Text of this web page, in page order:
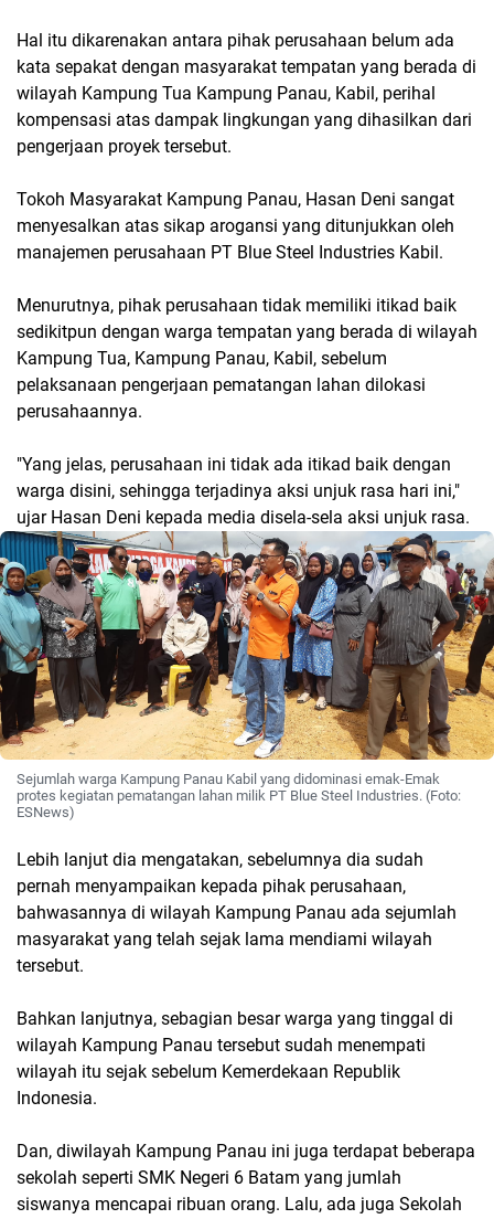
Hal itu dikarenakan antara pihak perusahaan belum ada
kata sepakat dengan masyarakat tempatan yang berada di
wilayah Kampung Tua Kampung Panau, Kabil, perihal
kompensasi atas dampak lingkungan yang dihasilkan dari
pengerjaan proyek tersebut.
Tokoh Masyarakat Kampung Panau, Hasan Deni sangat
menyesalkan atas sikap arogansi yang ditunjukkan oleh
manajemen perusahaan PT Blue Steel Industries Kabil.
Menurutnya, pihak perusahaan tidak memiliki itikad baik
sedikitpun dengan warga tempatan yang berada di wilayah
Kampung Tua, Kampung Panau, Kabil, sebelum
pelaksanaan pengerjaan pematangan lahan dilokasi
perusahaannya.
"Yang jelas, perusahaan ini tidak ada itikad baik dengan
warga disini, sehingga terjadinya aksi unjuk rasa hari ini,"
ujar Hasan Deni kepada media disela-sela aksi unjuk rasa.
Sejumlah warga Kampung Panau Kabil yang didominasi emak-Emak
protes kegiatan pematangan lahan milik PT Blue Steel Industries. (Foto:
ESNews)
Lebih lanjut dia mengatakan, sebelumnya dia sudah
pernah menyampaikan kepada pihak perusahaan,
bahwasannya di wilayah Kampung Panau ada sejumlah
masyarakat yang telah sejak lama mendiami wilayah
tersebut.
Bahkan lanjutnya, sebagian besar warga yang tinggal di
wilayah Kampung Panau tersebut sudah menempati
wilayah itu sejak sebelum Kemerdekaan Republik
Indonesia.
Dan, diwilayah Kampung Panau ini juga terdapat beberapa
sekolah seperti SMK Negeri 6 Batam yang jumlah
siswanya mencapai ribuan orang. Lalu, ada juga Sekolah